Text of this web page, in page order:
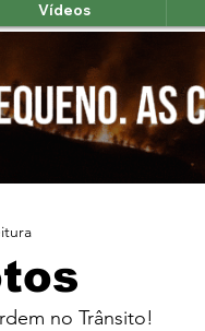
Vídeos
no Trânsito!